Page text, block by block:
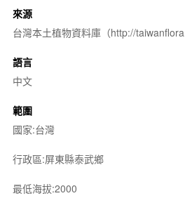
來源
台灣本土植物資料庫（http://
語言
中文
範圍
國家:台灣
行政區:屏東縣泰武鄉
最低海拔:2000